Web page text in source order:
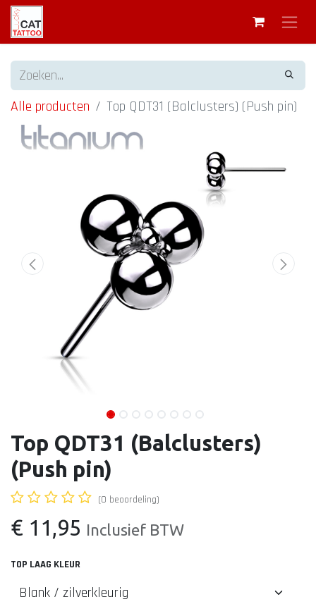
Alle producten Top QDT31 (Balclusters) (Push pin)
Top QDT31 (Balclusters)
(Push pin)
(0 beoordeling)
€ 11,95 Inclusief BTW
TOP LAAG KLEUR